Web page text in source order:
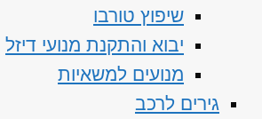
שיפוץ טורבו
יבוא והתקנת מנועי דיזל
מנועים למשאיות
גירים לרכב